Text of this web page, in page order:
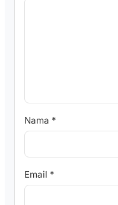
Nama *
Email *